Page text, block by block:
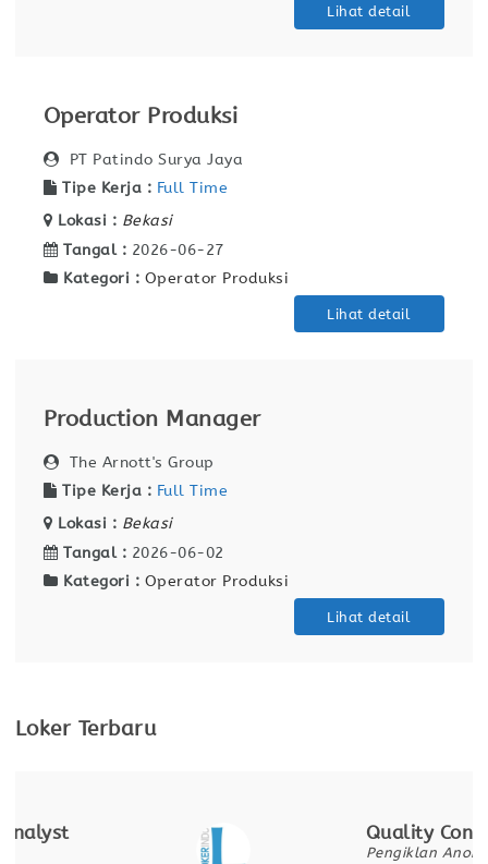
Lihat detail
Operator Produksi
PT Patindo Surya Jaya
Tipe Kerja : Full Time
Lokasi : Bekasi
Tangal : 2026-06-27
Kategori : Operator Produksi
Lihat detail
Production Manager
The Arnott's Group
Tipe Kerja : Full Time
Lokasi : Bekasi
Tangal : 2026-06-02
Kategori : Operator Produksi
Lihat detail
Loker Terbaru
Quality Control
Pengiklan Anonim